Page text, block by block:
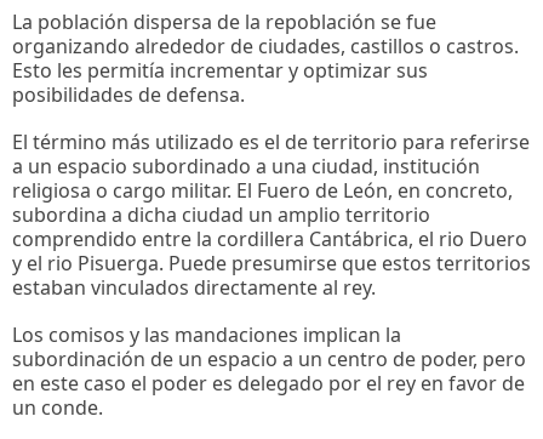
La población dispersa de la repoblación se fue
organizando alrededor de ciudades, castillos o castros.
Esto les permitía incrementar y optimizar sus
posibilidades de defensa.
El término más utilizado es el de territorio para referirse
a un espacio subordinado a una ciudad, institución
religiosa o cargo militar. El Fuero de León, en concreto,
subordina a dicha ciudad un amplio territorio
comprendido entre la cordillera Cantábrica, el rio Duero
y el rio Pisuerga. Puede presumirse que estos territorios
estaban vinculados directamente al rey.
Los comisos y las mandaciones implican la
subordinación de un espacio a un centro de poder, pero
en este caso el poder es delegado por el rey en favor de
un conde.